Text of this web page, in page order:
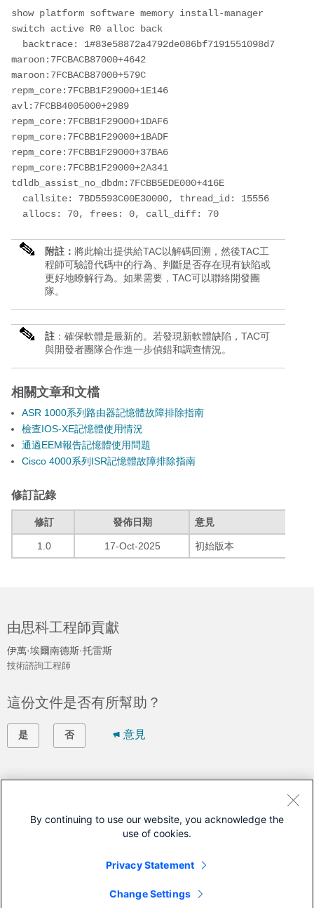
show platform software memory install-manager
switch active R0 alloc back
maroon:7FCBACB87000+4642
maroon:7FCBACB87000+579C
repm_core:7FCBB1F29000+1E146
avl:7FCBB4005000+2989
repm_core:7FCBB1F29000+1DAF6
repm_core:7FCBB1F29000+1BADF
repm_core:7FCBB1F29000+37BA6
repm_core:7FCBB1F29000+2A341
tdldb_assist_no_dbdm:7FCBB5EDE000+416E
  allocs: 70, frees: 0, call_diff: 70
附註： 將此輸出提供給TAC以解碼回溯，然後TAC工
程師可驗證代碼中的行為、判斷是否存在現有缺陷或
更好地瞭解行為。如果需要，TAC可以聯絡開發團
隊。
註 ：確保軟體是最新的。若發現新軟體缺陷，TAC可
與開發者團隊合作進一步偵錯和調查情況。
相關文章和文檔
ASR 1000系列路由器記憶體故障排除指南
檢查IOS-XE記憶體使用情況
通過EEM報告記憶體使用問題
Cisco 4000系列ISR記憶體故障排除指南
修訂記錄
修訂 發佈日期 意見
1.0 17-Oct-2025 初始版本
由思科工程師貢獻
伊萬·埃爾南德斯·托雷斯
技術諮詢工程師
這份文件是否有所幫助？
是 否 意見
開啟支援問題單
本文件適用於這些產品
By continuing to use our website, you acknowledge the
use of cookies.
Privacy Statement
Change Settings